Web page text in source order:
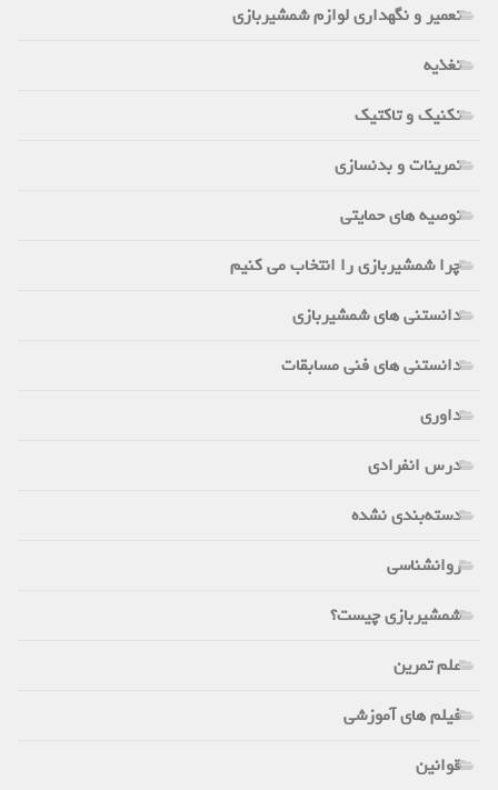
تعمیر و نگهداری لوازم شمشیربازی
تغذیه
تکنیک و تاکتیک
تمرینات و بدنسازی
توصیه های حمایتی
چرا شمشیربازی را انتخاب می کنیم
دانستنی های شمشیربازی
دانستنی های فنی مسابقات
داوری
درس انفرادی
دسته‌بندی نشده
روانشناسی
شمشیربازی چیست؟
علم تمرین
فیلم های آموزشی
قوانین